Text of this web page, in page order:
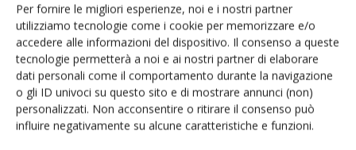
Per fornire le migliori esperienze, noi e i nostri partner
utilizziamo tecnologie come i cookie per memorizzare e/o
accedere alle informazioni del dispositivo. Il consenso a queste
tecnologie permetterà a noi e ai nostri partner di elaborare
dati personali come il comportamento durante la navigazione
o gli ID univoci su questo sito e di mostrare annunci (non)
personalizzati. Non acconsentire o ritirare il consenso può
influire negativamente su alcune caratteristiche e funzioni.
Salva il mio nome, email e sito web in questo browser per la
prossima volta che commento.